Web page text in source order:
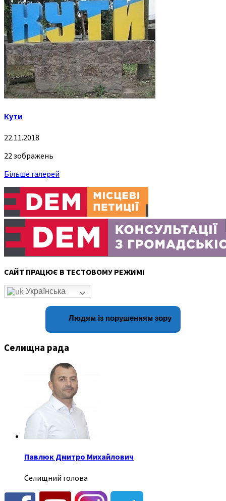
Кути
22.11.2018
22 зображень
Більше галерей
САЙТ ПРАЦЮЄ В ТЕСТОВОМУ РЕЖИМІ
Українська
Людям із порушенням зору
Селищна рада
Павлюк Дмитро Михайлович
Селищний голова